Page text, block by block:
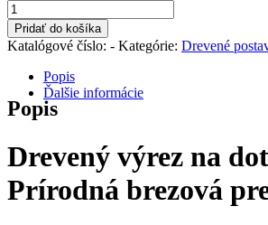
Pridať do košíka
Katalógové číslo: - Kategórie: Drevené
Popis
Ďalšie informácie
Popis
Drevený výrez na
Prírodná brezová